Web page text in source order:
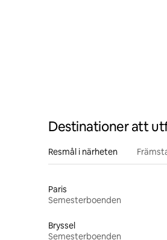
Destinationer att
Resmål i närheten
Paris
Semesterboenden
Bryssel
Semesterboenden